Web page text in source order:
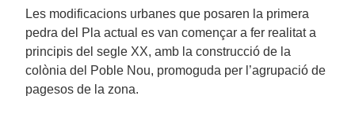
Les modificacions urbanes que posaren la primera
pedra del Pla actual es van començar a fer realitat a
principis del segle XX, amb la construcció de la
colònia del Poble Nou, promoguda per l’agrupació de
pagesos de la zona.